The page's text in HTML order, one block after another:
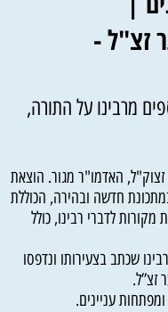
זצ"ל -
מרבינו על התורה,
האדמו"ר מגור. הוצאת
חדשה ובהירה, הכוללת
לדברי רבינו, כולל
שכתב בצעירותו ונדפסו
עניינים.